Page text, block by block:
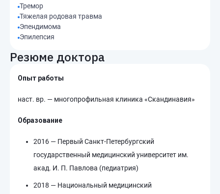
Тремор
Тяжелая родовая травма
Эпендимома
Эпилепсия
Резюме доктора
Опыт работы
наст. вр. — многопрофильная клиника «Скандинавия»
Образование
2016 — Первый Санкт-Петербургский
государственный медицинский университет им.
акад. И. П. Павлова (педиатрия)
2018 — Национальный медицинский